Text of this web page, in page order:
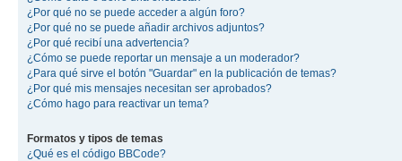
¿Por qué no se puede acceder a algún foro?
¿Por qué no se puede añadir archivos adjuntos?
¿Por qué recibí una advertencia?
¿Cómo se puede reportar un mensaje a un moderador?
¿Para qué sirve el botón "Guardar" en la publicación de temas?
¿Por qué mis mensajes necesitan ser aprobados?
¿Cómo hago para reactivar un tema?
Formatos y tipos de temas
¿Qué es el código BBCode?